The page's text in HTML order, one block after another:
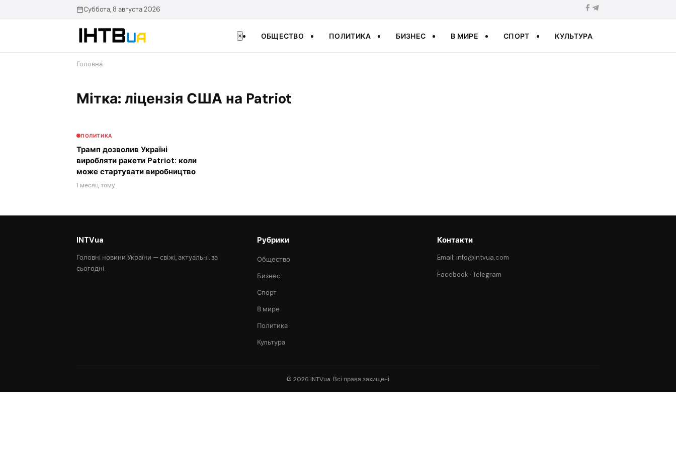
Суббота, 8 августа 2026
× ОБЩЕСТВО ПОЛИТИКА БИЗНЕС В МИРЕ СПОРТ КУЛЬТУРА
Головна
Мітка: ліцензія США на Patriot
ПОЛИТИКА
Трамп дозволив Україні
виробляти ракети Patriot: коли
може стартувати виробництво
1 месяц тому
INTVua
Головні новини України — свіжі, актуальні, за
сьогодні.
Рубрики
Общество
Бизнес
Спорт
В мире
Политика
Культура
Контакти
Email: info@intvua.com
Facebook ·Telegram
© 2026 INTVua. Всі права захищені.